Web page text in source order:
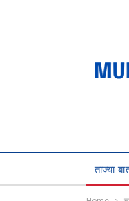
ताज्या